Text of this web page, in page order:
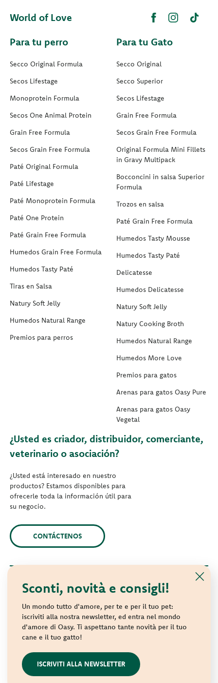
Sconti, novità e consigli!
Un mondo tutto d'amore, per te e per il tuo pet:
iscriviti alla nostra newsletter, ed entra nel mondo
d'amore di Oasy. Ti aspettano tante novità per il tuo
cane e il tuo gatto!
ISCRIVITI ALLA NEWSLETTER
World of Love
Para tu perro
Secco Original Formula
Secos Lifestage
Monoprotein Formula
Secos One Animal Protein
Grain Free Formula
Secos Grain Free Formula
Paté Original Formula
Paté Lifestage
Paté Monoprotein Formula
Paté One Protein
Paté Grain Free Formula
Humedos Grain Free Formula
Humedos Tasty Paté
Tiras en Salsa
Natury Soft Jelly
Humedos Natural Range
Premios para perros
Para tu Gato
Secco Original
Secco Superior
Secos Lifestage
Grain Free Formula
Secos Grain Free Formula
Original Formula Mini Fillets
in Gravy Multipack
Bocconcini in salsa Superior
Formula
Trozos en salsa
Paté Grain Free Formula
Humedos Tasty Mousse
Humedos Tasty Paté
Delicatesse
Humedos Delicatesse
Natury Soft Jelly
Natury Cooking Broth
Humedos Natural Range
Humedos More Love
Premios para gatos
Arenas para gatos Oasy Pure
Arenas para gatos Oasy
Vegetal
¿Usted es criador, distribuidor, comerciante,
veterinario o asociación?
¿Usted está interesado en nuestro
productos? Estamos disponibles para
ofrecerle toda la información útil para
su negocio.
CONTÁCTENOS
© 2021 Oasy. Todos los derechos reservados.
Wonderfood S.p.A. Strada dei Censiti, 2 - 47891 Repubblica di
San Marino - C.o.E. SM 04018
Privacy policy-Cookie policy-Sitemap
websolute